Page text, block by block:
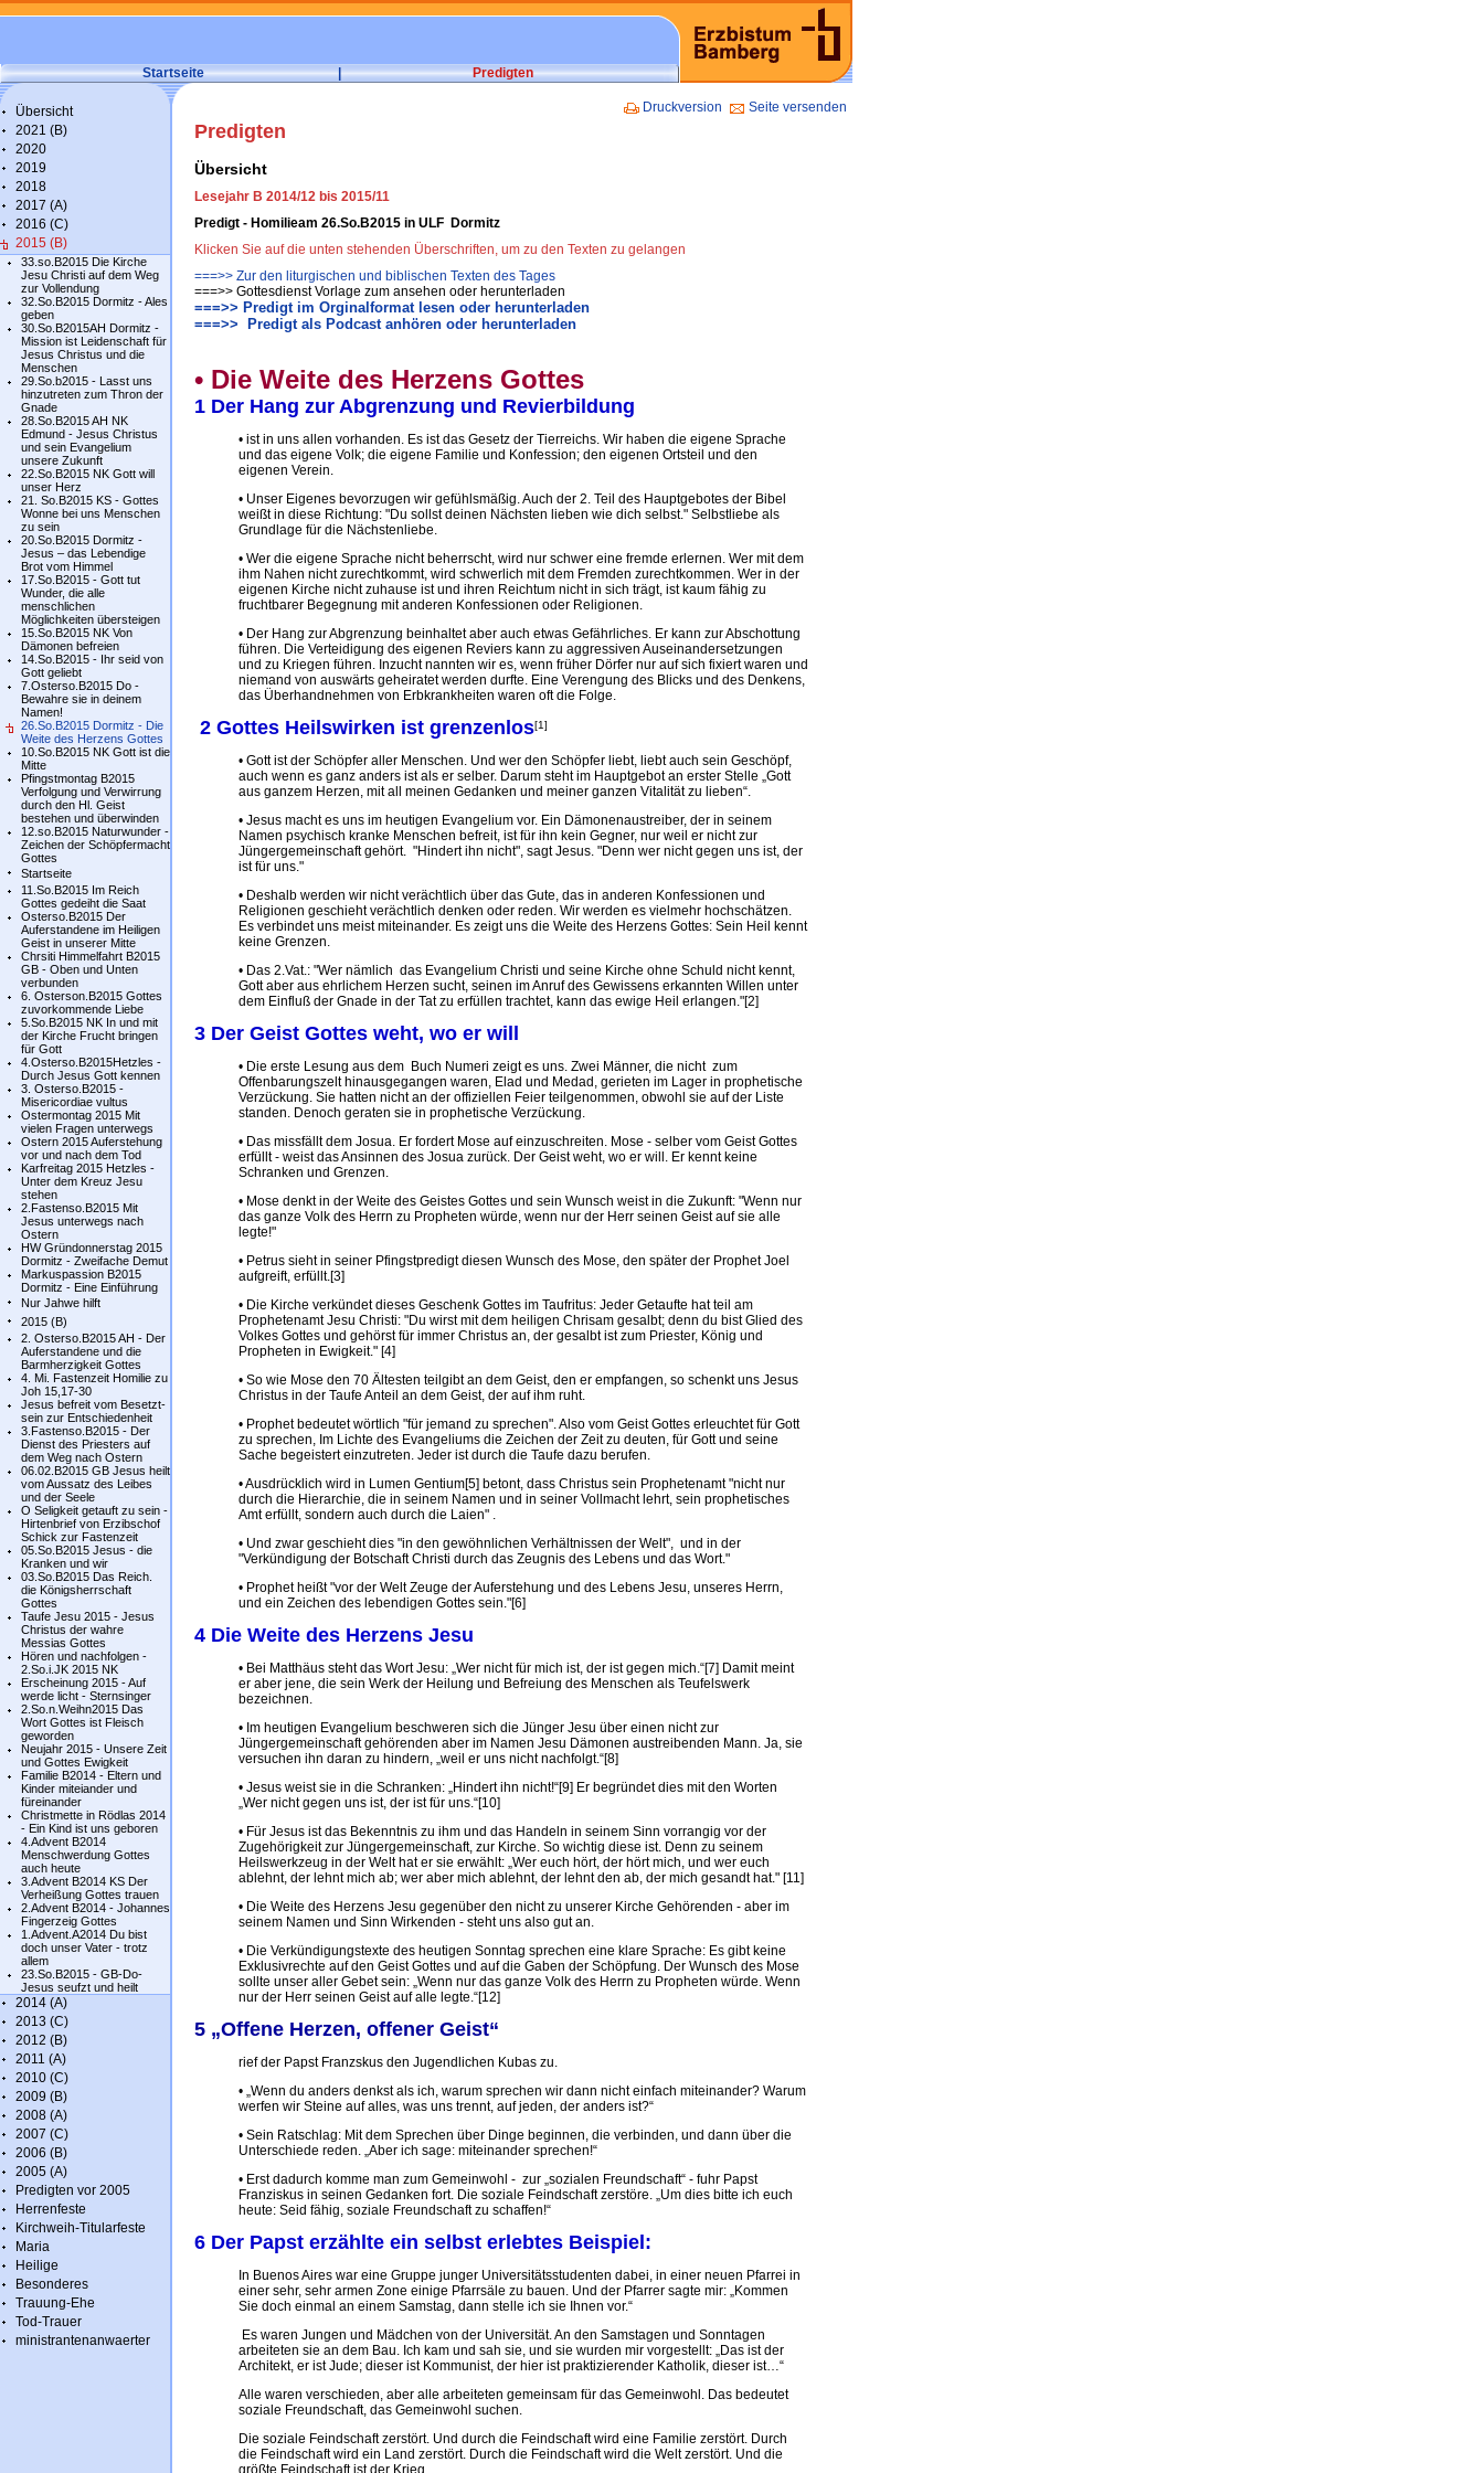
Startseite | Predigten
Übersicht
2021 (B)
2020
2019
2018
2017 (A)
2016 (C)
2015 (B)
33.so.B2015 Die Kirche
Jesu Christi auf dem Weg
zur Vollendung
32.So.B2015 Dormitz - Ales
geben
30.So.B2015AH Dormitz -
Mission ist Leidenschaft für
Jesus Christus und die
Menschen
29.So.b2015 - Lasst uns
hinzutreten zum Thron der
Gnade
28.So.B2015 AH NK
Edmund - Jesus Christus
und sein Evangelium
unsere Zukunft
22.So.B2015 NK Gott will
unser Herz
21. So.B2015 KS - Gottes
Wonne bei uns Menschen
zu sein
20.So.B2015 Dormitz -
Jesus – das Lebendige
Brot vom Himmel
17.So.B2015 - Gott tut
Wunder, die alle
menschlichen
Möglichkeiten übersteigen
15.So.B2015 NK Von
Dämonen befreien
14.So.B2015 - Ihr seid von
Gott geliebt
7.Osterso.B2015 Do -
Bewahre sie in deinem
Namen!
26.So.B2015 Dormitz - Die
Weite des Herzens Gottes
10.So.B2015 NK Gott ist die
Mitte
Pfingstmontag B2015
Verfolgung und Verwirrung
durch den Hl. Geist
bestehen und überwinden
12.so.B2015 Naturwunder -
Zeichen der Schöpfermacht
Gottes
Startseite
11.So.B2015 Im Reich
Gottes gedeiht die Saat
Osterso.B2015 Der
Auferstandene im Heiligen
Geist in unserer Mitte
Chrsiti Himmelfahrt B2015
GB - Oben und Unten
verbunden
6. Osterson.B2015 Gottes
zuvorkommende Liebe
5.So.B2015 NK In und mit
der Kirche Frucht bringen
für Gott
4.Osterso.B2015Hetzles -
Durch Jesus Gott kennen
3. Osterso.B2015 -
Misericordiae vultus
Ostermontag 2015 Mit
vielen Fragen unterwegs
Ostern 2015 Auferstehung
vor und nach dem Tod
Karfreitag 2015 Hetzles -
Unter dem Kreuz Jesu
stehen
2.Fastenso.B2015 Mit
Jesus unterwegs nach
Ostern
HW Gründonnerstag 2015
Dormitz - Zweifache Demut
Markuspassion B2015
Dormitz - Eine Einführung
Nur Jahwe hilft
2015 (B)
2. Osterso.B2015 AH - Der
Auferstandene und die
Barmherzigkeit Gottes
4. Mi. Fastenzeit Homilie zu
Joh 15,17-30
Jesus befreit vom Besetzt-
sein zur Entschiedenheit
3.Fastenso.B2015 - Der
Dienst des Priesters auf
dem Weg nach Ostern
06.02.B2015 GB Jesus heilt
vom Aussatz des Leibes
und der Seele
O Seligkeit getauft zu sein -
Hirtenbrief von Erzibschof
Schick zur Fastenzeit
05.So.B2015 Jesus - die
Kranken und wir
03.So.B2015 Das Reich.
die Königsherrschaft
Gottes
Taufe Jesu 2015 - Jesus
Christus der wahre
Messias Gottes
Hören und nachfolgen -
2.So.i.JK 2015 NK
Erscheinung 2015 - Auf
werde licht - Sternsinger
2.So.n.Weihn2015 Das
Wort Gottes ist Fleisch
geworden
Neujahr 2015 - Unsere Zeit
und Gottes Ewigkeit
Familie B2014 - Eltern und
Kinder miteiander und
füreinander
Christmette in Rödlas 2014
- Ein Kind ist uns geboren
4.Advent B2014
Menschwerdung Gottes
auch heute
3.Advent B2014 KS Der
Verheißung Gottes trauen
2.Advent B2014 - Johannes
Fingerzeig Gottes
1.Advent.A2014 Du bist
doch unser Vater - trotz
allem
23.So.B2015 - GB-Do-
Jesus seufzt und heilt
2014 (A)
2013 (C)
2012 (B)
2011 (A)
2010 (C)
2009 (B)
2008 (A)
2007 (C)
2006 (B)
2005 (A)
Predigten vor 2005
Herrenfeste
Kirchweih-Titularfeste
Maria
Heilige
Besonderes
Trauung-Ehe
Tod-Trauer
ministrantenanwaerter
Druckversion Seite versenden
Predigten
Übersicht
Lesejahr B 2014/12 bis 2015/11
Predigt - Homilieam 26.So.B2015 in ULF Dormitz
Klicken Sie auf die unten stehenden Überschriften, um zu den Texten zu gelangen
===>> Zur den liturgischen und biblischen Texten des Tages
===>> Gottesdienst Vorlage zum ansehen oder herunterladen
===>> Predigt im Orginalformat lesen oder herunterladen
===>> Predigt als Podcast anhören oder herunterladen
• Die Weite des Herzens Gottes
1 Der Hang zur Abgrenzung und Revierbildung
• ist in uns allen vorhanden. Es ist das Gesetz der Tierreichs. Wir haben die eigene Sprache
und das eigene Volk; die eigene Familie und Konfession; den eigenen Ortsteil und den
eigenen Verein.
• Unser Eigenes bevorzugen wir gefühlsmäßig. Auch der 2. Teil des Hauptgebotes der Bibel
weißt in diese Richtung: "Du sollst deinen Nächsten lieben wie dich selbst." Selbstliebe als
Grundlage für die Nächstenliebe.
• Wer die eigene Sprache nicht beherrscht, wird nur schwer eine fremde erlernen. Wer mit dem
ihm Nahen nicht zurechtkommt, wird schwerlich mit dem Fremden zurechtkommen. Wer in der
eigenen Kirche nicht zuhause ist und ihren Reichtum nicht in sich trägt, ist kaum fähig zu
fruchtbarer Begegnung mit anderen Konfessionen oder Religionen.
• Der Hang zur Abgrenzung beinhaltet aber auch etwas Gefährliches. Er kann zur Abschottung
führen. Die Verteidigung des eigenen Reviers kann zu aggressiven Auseinandersetzungen
und zu Kriegen führen. Inzucht nannten wir es, wenn früher Dörfer nur auf sich fixiert waren und
niemand von auswärts geheiratet werden durfte. Eine Verengung des Blicks und des Denkens,
das Überhandnehmen von Erbkrankheiten waren oft die Folge.
2 Gottes Heilswirken ist grenzenlos[1]
• Gott ist der Schöpfer aller Menschen. Und wer den Schöpfer liebt, liebt auch sein Geschöpf,
auch wenn es ganz anders ist als er selber. Darum steht im Hauptgebot an erster Stelle „Gott
aus ganzem Herzen, mit all meinen Gedanken und meiner ganzen Vitalität zu lieben“.
• Jesus macht es uns im heutigen Evangelium vor. Ein Dämonenaustreiber, der in seinem
Namen psychisch kranke Menschen befreit, ist für ihn kein Gegner, nur weil er nicht zur
Jüngergemeinschaft gehört. "Hindert ihn nicht", sagt Jesus. "Denn wer nicht gegen uns ist, der
ist für uns."
• Deshalb werden wir nicht verächtlich über das Gute, das in anderen Konfessionen und
Religionen geschieht verächtlich denken oder reden. Wir werden es vielmehr hochschätzen.
Es verbindet uns meist miteinander. Es zeigt uns die Weite des Herzens Gottes: Sein Heil kennt
keine Grenzen.
• Das 2.Vat.: "Wer nämlich das Evangelium Christi und seine Kirche ohne Schuld nicht kennt,
Gott aber aus ehrlichem Herzen sucht, seinen im Anruf des Gewissens erkannten Willen unter
dem Einfluß der Gnade in der Tat zu erfüllen trachtet, kann das ewige Heil erlangen."[2]
3 Der Geist Gottes weht, wo er will
• Die erste Lesung aus dem Buch Numeri zeigt es uns. Zwei Männer, die nicht zum
Offenbarungszelt hinausgegangen waren, Elad und Medad, gerieten im Lager in prophetische
Verzückung. Sie hatten nicht an der offiziellen Feier teilgenommen, obwohl sie auf der Liste
standen. Denoch geraten sie in prophetische Verzückung.
• Das missfällt dem Josua. Er fordert Mose auf einzuschreiten. Mose - selber vom Geist Gottes
erfüllt - weist das Ansinnen des Josua zurück. Der Geist weht, wo er will. Er kennt keine
Schranken und Grenzen.
• Mose denkt in der Weite des Geistes Gottes und sein Wunsch weist in die Zukunft: "Wenn nur
das ganze Volk des Herrn zu Propheten würde, wenn nur der Herr seinen Geist auf sie alle
legte!"
• Petrus sieht in seiner Pfingstpredigt diesen Wunsch des Mose, den später der Prophet Joel
aufgreift, erfüllt.[3]
• Die Kirche verkündet dieses Geschenk Gottes im Taufritus: Jeder Getaufte hat teil am
Prophetenamt Jesu Christi: "Du wirst mit dem heiligen Chrisam gesalbt; denn du bist Glied des
Volkes Gottes und gehörst für immer Christus an, der gesalbt ist zum Priester, König und
Propheten in Ewigkeit." [4]
• So wie Mose den 70 Ältesten teilgibt an dem Geist, den er empfangen, so schenkt uns Jesus
Christus in der Taufe Anteil an dem Geist, der auf ihm ruht.
• Prophet bedeutet wörtlich "für jemand zu sprechen". Also vom Geist Gottes erleuchtet für Gott
zu sprechen, Im Lichte des Evangeliums die Zeichen der Zeit zu deuten, für Gott und seine
Sache begeistert einzutreten. Jeder ist durch die Taufe dazu berufen.
• Ausdrücklich wird in Lumen Gentium[5] betont, dass Christus sein Prophetenamt "nicht nur
durch die Hierarchie, die in seinem Namen und in seiner Vollmacht lehrt, sein prophetisches
Amt erfüllt, sondern auch durch die Laien" .
• Und zwar geschieht dies "in den gewöhnlichen Verhältnissen der Welt", und in der
"Verkündigung der Botschaft Christi durch das Zeugnis des Lebens und das Wort."
• Prophet heißt "vor der Welt Zeuge der Auferstehung und des Lebens Jesu, unseres Herrn,
und ein Zeichen des lebendigen Gottes sein."[6]
4 Die Weite des Herzens Jesu
• Bei Matthäus steht das Wort Jesu: „Wer nicht für mich ist, der ist gegen mich.“[7] Damit meint
er aber jene, die sein Werk der Heilung und Befreiung des Menschen als Teufelswerk
bezeichnen.
• Im heutigen Evangelium beschweren sich die Jünger Jesu über einen nicht zur
Jüngergemeinschaft gehörenden aber im Namen Jesu Dämonen austreibenden Mann. Ja, sie
versuchen ihn daran zu hindern, „weil er uns nicht nachfolgt.“[8]
• Jesus weist sie in die Schranken: „Hindert ihn nicht!“[9] Er begründet dies mit den Worten
„Wer nicht gegen uns ist, der ist für uns.“[10]
• Für Jesus ist das Bekenntnis zu ihm und das Handeln in seinem Sinn vorrangig vor der
Zugehörigkeit zur Jüngergemeinschaft, zur Kirche. So wichtig diese ist. Denn zu seinem
Heilswerkzeug in der Welt hat er sie erwählt: „Wer euch hört, der hört mich, und wer euch
ablehnt, der lehnt mich ab; wer aber mich ablehnt, der lehnt den ab, der mich gesandt hat." [11]
• Die Weite des Herzens Jesu gegenüber den nicht zu unserer Kirche Gehörenden - aber im
seinem Namen und Sinn Wirkenden - steht uns also gut an.
• Die Verkündigungstexte des heutigen Sonntag sprechen eine klare Sprache: Es gibt keine
Exklusivrechte auf den Geist Gottes und auf die Gaben der Schöpfung. Der Wunsch des Mose
sollte unser aller Gebet sein: „Wenn nur das ganze Volk des Herrn zu Propheten würde. Wenn
nur der Herr seinen Geist auf alle legte.“[12]
5 „Offene Herzen, offener Geist“
rief der Papst Franzskus den Jugendlichen Kubas zu.
• „Wenn du anders denkst als ich, warum sprechen wir dann nicht einfach miteinander? Warum
werfen wir Steine auf alles, was uns trennt, auf jeden, der anders ist?“
• Sein Ratschlag: Mit dem Sprechen über Dinge beginnen, die verbinden, und dann über die
Unterschiede reden. „Aber ich sage: miteinander sprechen!“
• Erst dadurch komme man zum Gemeinwohl - zur „sozialen Freundschaft“ - fuhr Papst
Franziskus in seinen Gedanken fort. Die soziale Feindschaft zerstöre. „Um dies bitte ich euch
heute: Seid fähig, soziale Freundschaft zu schaffen!“
6 Der Papst erzählte ein selbst erlebtes Beispiel:
In Buenos Aires war eine Gruppe junger Universitätsstudenten dabei, in einer neuen Pfarrei in
einer sehr, sehr armen Zone einige Pfarrsäle zu bauen. Und der Pfarrer sagte mir: „Kommen
Sie doch einmal an einem Samstag, dann stelle ich sie Ihnen vor.“
Es waren Jungen und Mädchen von der Universität. An den Samstagen und Sonntagen
arbeiteten sie an dem Bau. Ich kam und sah sie, und sie wurden mir vorgestellt: „Das ist der
Architekt, er ist Jude; dieser ist Kommunist, der hier ist praktizierender Katholik, dieser ist…“
Alle waren verschieden, aber alle arbeiteten gemeinsam für das Gemeinwohl. Das bedeutet
soziale Freundschaft, das Gemeinwohl suchen.
Die soziale Feindschaft zerstört. Und durch die Feindschaft wird eine Familie zerstört. Durch
die Feindschaft wird ein Land zerstört. Durch die Feindschaft wird die Welt zerstört. Und die
größte Feindschaft ist der Krieg.